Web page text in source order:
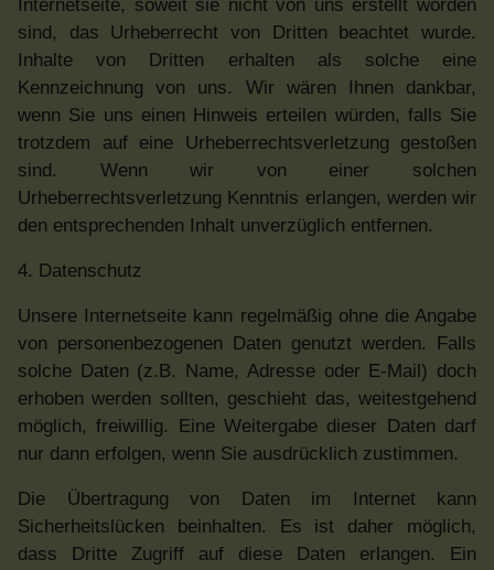
Internetseite, soweit sie nicht von uns erstellt worden
sind, das Urheberrecht von Dritten beachtet wurde.
Inhalte von Dritten erhalten als solche eine
Kennzeichnung von uns. Wir wären Ihnen dankbar,
wenn Sie uns einen Hinweis erteilen würden, falls Sie
trotzdem auf eine Urheberrechtsverletzung gestoßen
sind. Wenn wir von einer solchen
Urheberrechtsverletzung Kenntnis erlangen, werden wir
den entsprechenden Inhalt unverzüglich entfernen.
4. Datenschutz
Unsere Internetseite kann regelmäßig ohne die Angabe
von personenbezogenen Daten genutzt werden. Falls
solche Daten (z.B. Name, Adresse oder E-Mail) doch
erhoben werden sollten, geschieht das, weitestgehend
möglich, freiwillig. Eine Weitergabe dieser Daten darf
nur dann erfolgen, wenn Sie ausdrücklich zustimmen.
Die Übertragung von Daten im Internet kann
Sicherheitslücken beinhalten. Es ist daher möglich,
dass Dritte Zugriff auf diese Daten erlangen. Ein